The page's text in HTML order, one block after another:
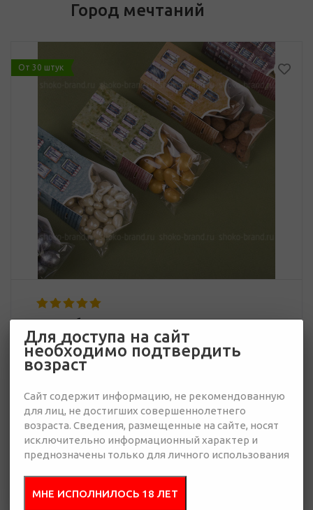
Город мечтаний
От 30 штук
3 899 руб.
Много
презентацию
Для доступа на сайт
необходимо подтвердить
возраст
Сайт содержит информацию, не рекомендованную
для лиц, не достигших совершеннолетнего
возраста. Сведения, размещенные на сайте, носят
исключительно информационный характер и
преднозначены только для личного использования
МНЕ ИСПОЛНИЛОСЬ 18 ЛЕТ